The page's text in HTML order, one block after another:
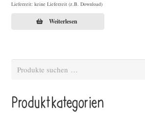
Lieferzeit: keine Lieferzeit (z.B. Download)
Weiterlesen
Suchen
Produktkategorien